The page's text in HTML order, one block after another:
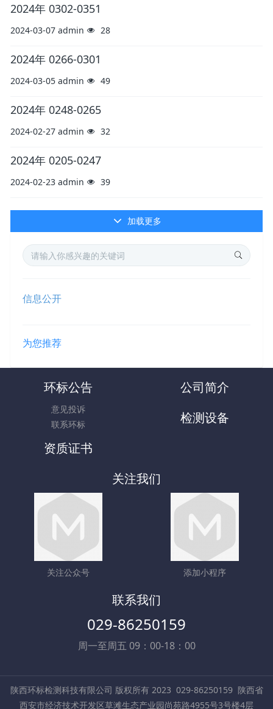
2024年 0302-0351
2024-03-07 admin 28
2024年 0266-0301
2024-03-05 admin 49
2024年 0248-0265
2024-02-27 admin 32
2024年 0205-0247
2024-02-23 admin 39
加载更多
信息公开
为您推荐
环标公告
意见投诉
联系环标
公司简介
检测设备
资质证书
关注我们
关注公众号 添加小程序
联系我们
029-86250159
周一至周五 09：00-18：00
陕西环标检测科技有限公司 版权所有 2023 029-86250159 陕西省
西安市经济技术开发区草滩生态产业园尚苑路4955号3号楼4层